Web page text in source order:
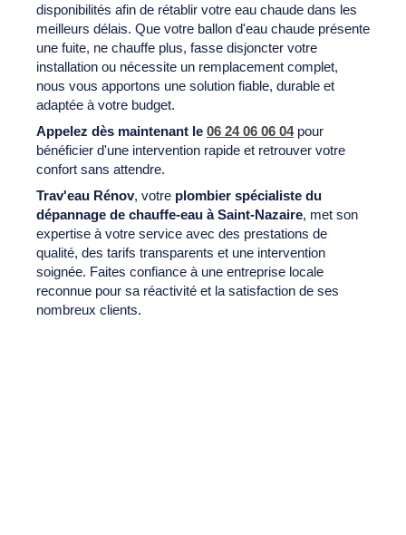
disponibilités afin de rétablir votre eau chaude dans les
meilleurs délais. Que votre ballon d'eau chaude présente
une fuite, ne chauffe plus, fasse disjoncter votre
installation ou nécessite un remplacement complet,
nous vous apportons une solution fiable, durable et
adaptée à votre budget.
Appelez dès maintenant le 06 24 06 06 04pour
bénéficier d'une intervention rapide et retrouver votre
confort sans attendre.
Trav'eau Rénov, votre plombier spécialiste du
dépannage de chauffe-eau à Saint-Nazaire, met son
expertise à votre service avec des prestations de
qualité, des tarifs transparents et une intervention
soignée. Faites confiance à une entreprise locale
reconnue pour sa réactivité et la satisfaction de ses
nombreux clients.